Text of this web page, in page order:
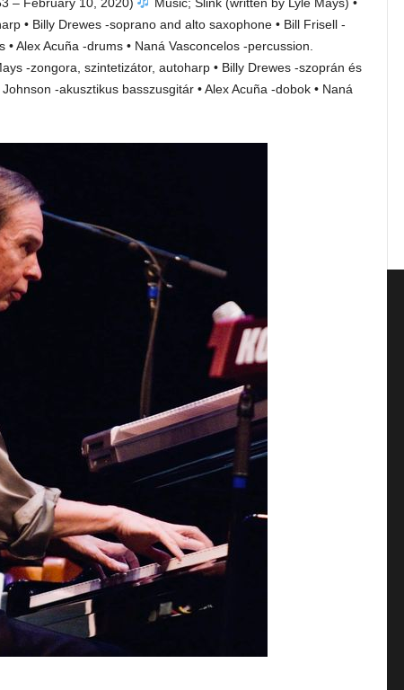
• Billy Drewes -soprano and alto saxophone • Bill Frisell -
Alex Acuña -drums • Naná Vasconcelos -percussion.
-zongora, szintetizátor, autoharp • Billy Drewes -szoprán és
-akusztikus basszusgitár • Alex Acuña -dobok • Naná